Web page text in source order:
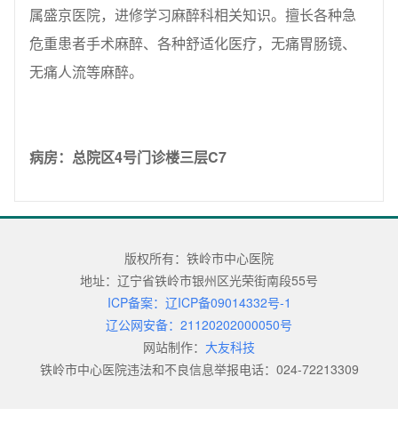
属盛京医院，进修学习麻醉科相关知识。擅长各种急
危重患者手术麻醉、各种舒适化医疗，无痛胃肠镜、
无痛人流等麻醉。
病房：总院区4号门诊楼三层C7
版权所有：铁岭市中心医院
地址：辽宁省铁岭市银州区光荣街南段55号
ICP备案：辽ICP备09014332号-1
辽公网安备：21120202000050号
网站制作： 大友科技
铁岭市中心医院违法和不良信息举报电话：024-72213309